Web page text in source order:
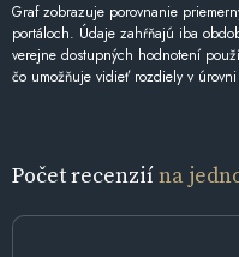
Graf zobrazuje porovnanie
portáloch. Údaje zahŕňajú iba
verejne dostupných hodnotení
čo umožňuje vidieť rozdiely v
Počet recenziína